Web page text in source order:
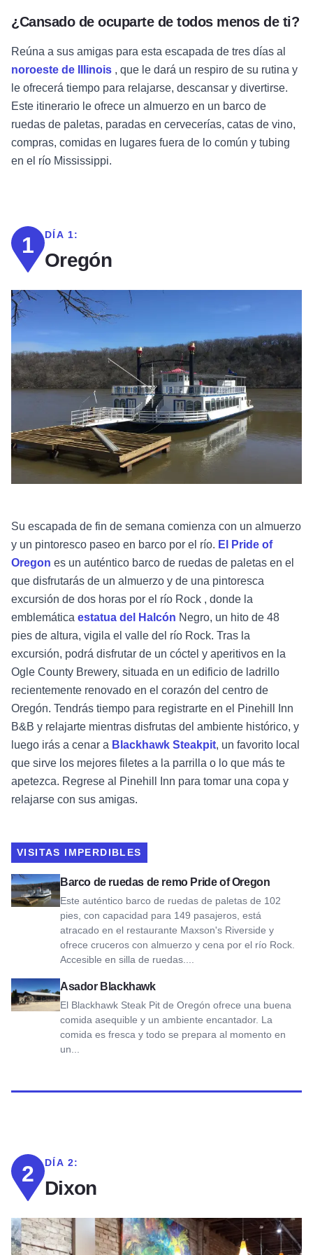
¿Cansado de ocuparte de todos menos de ti?
Reúna a sus amigas para esta escapada de tres días al
noroeste de Illinois , que le dará un respiro de su rutina y
le ofrecerá tiempo para relajarse, descansar y divertirse.
Este itinerario le ofrece un almuerzo en un barco de
ruedas de paletas, paradas en cervecerías, catas de vino,
compras, comidas en lugares fuera de lo común y tubing
en el río Mississippi.
1 DÍA 1:
Oregón
Su escapada de fin de semana comienza con un almuerzo
y un pintoresco paseo en barco por el río. El Pride of
Oregon es un auténtico barco de ruedas de paletas en el
que disfrutarás de un almuerzo y de una pintoresca
excursión de dos horas por el río Rock , donde la
emblemática estatua del Halcón Negro, un hito de 48
pies de altura, vigila el valle del río Rock. Tras la
excursión, podrá disfrutar de un cóctel y aperitivos en la
Ogle County Brewery, situada en un edificio de ladrillo
recientemente renovado en el corazón del centro de
Oregón. Tendrás tiempo para registrarte en el Pinehill Inn
B&B y relajarte mientras disfrutas del ambiente histórico, y
luego irás a cenar a Blackhawk Steakpit, un favorito local
que sirve los mejores filetes a la parrilla o lo que más te
apetezca. Regrese al Pinehill Inn para tomar una copa y
relajarse con sus amigas.
VISITAS IMPERDIBLES
Barco de ruedas de remo Pride of Oregon
Este auténtico barco de ruedas de paletas de 102
pies, con capacidad para 149 pasajeros, está
atracado en el restaurante Maxson's Riverside y
ofrece cruceros con almuerzo y cena por el río Rock.
Accesible en silla de ruedas....
Ver barco de ruedas de remo Pride of Oregon
Asador Blackhawk
El Blackhawk Steak Pit de Oregón ofrece una buena
comida asequible y un ambiente encantador. La
comida es fresca y todo se prepara al momento en
un...
Ver Blackhawk Steakpit
2 DÍA 2:
Dixon